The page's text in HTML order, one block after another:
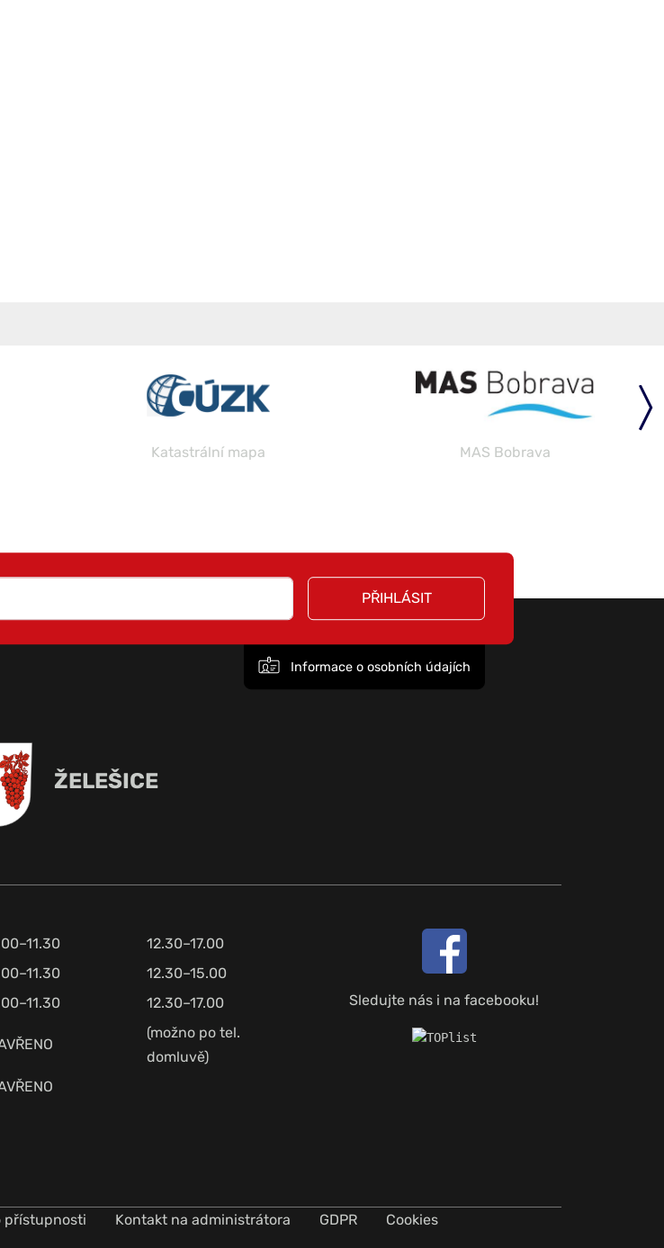
Katastrální mapa MAS Bobrava
PŘIHLÁSIT
Informace o osobních údajích
ŽELEŠICE
12.30–17.00
12.30–15.00
12.30–17.00
(možno po tel.
domluvě)
Sledujte nás i na facebooku!
přístupnosti Kontakt na administrátora GDPR Cookies